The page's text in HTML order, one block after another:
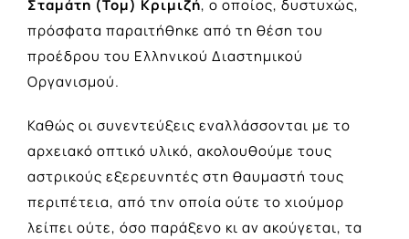
Σταμάτη (Τομ) Κριμιζή, ο οποίος, δυστυχώς,
πρόσφατα παραιτήθηκε από τη θέση του
προέδρου του Ελληνικού Διαστημικού
Οργανισμού.
Καθώς οι συνεντεύξεις εναλλάσσονται με το
αρχειακό οπτικό υλικό, ακολουθούμε τους
αστρικούς εξερευνητές στη θαυμαστή τους
περιπέτεια, από την οποία ούτε το χιούμορ
λείπει ούτε, όσο παράξενο κι αν ακούγεται, τα